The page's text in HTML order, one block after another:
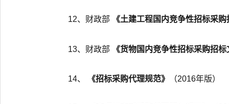
12、财政部 《土建工程国内竞争性招标采
13、财政部 《货物国内竞争性招标采购招标
14、 《招标采购代理规范》 （2016年版）